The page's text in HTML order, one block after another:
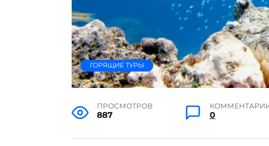
ГОРЯЩИЕ ТУРЫ
ПРОСМОТРОВ
887 0